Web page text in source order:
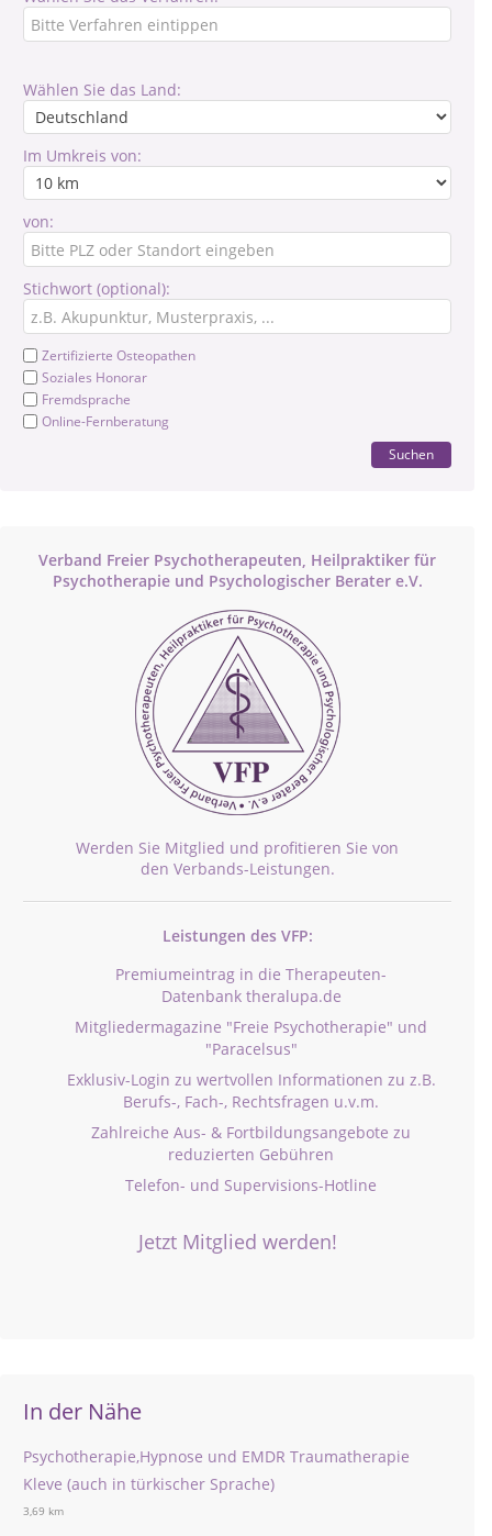
Wählen Sie das Land:
Im Umkreis von:
von:
Stichwort (optional):
Zertifizierte Osteopathen
Soziales Honorar
Fremdsprache
Online-Fernberatung
Suchen
Verband Freier Psychotherapeuten, Heilpraktiker für
Psychotherapie und Psychologischer Berater e.V.
Werden Sie Mitglied und profitieren Sie von
den Verbands-Leistungen.
Leistungen des VFP:
Premiumeintrag in die Therapeuten-
Datenbank theralupa.de
Mitgliedermagazine "Freie Psychotherapie" und
"Paracelsus"
Exklusiv-Login zu wertvollen Informationen zu z.B.
Berufs-, Fach-, Rechtsfragen u.v.m.
Zahlreiche Aus- & Fortbildungsangebote zu
reduzierten Gebühren
Telefon- und Supervisions-Hotline
Jetzt Mitglied werden!
In der Nähe
Psychotherapie,Hypnose und EMDR Traumatherapie
Kleve (auch in türkischer Sprache)
3,69 km